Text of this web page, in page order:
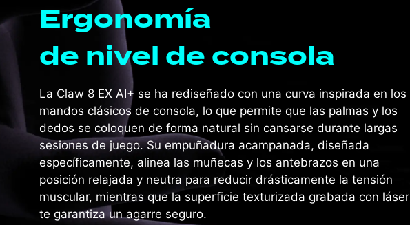
Ergonomía
de nivel de consola
La Claw 8 EX AI+ se ha rediseñado con una curva inspirada en los
mandos clásicos de consola, lo que permite que las palmas y los
dedos se coloquen de forma natural sin cansarse durante largas
sesiones de juego. Su empuñadura acampanada, diseñada
específicamente, alinea las muñecas y los antebrazos en una
posición relajada y neutra para reducir drásticamente la tensión
muscular, mientras que la superficie texturizada grabada con láser
te garantiza un agarre seguro.
texturizada, máxima seguridad